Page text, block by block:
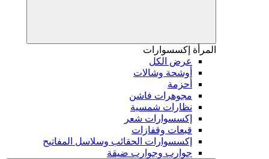
المرأة إكسسوارات
عرض الكل
أوشحة وشالات
أحزمة
مجوهرات فاشن
نظارات شمسية
إكسسوارات شعر
قبعات وقفازات
إكسسوارات الحقائب وسلاسل المفاتيح
جوارب وجوارب ضيقة